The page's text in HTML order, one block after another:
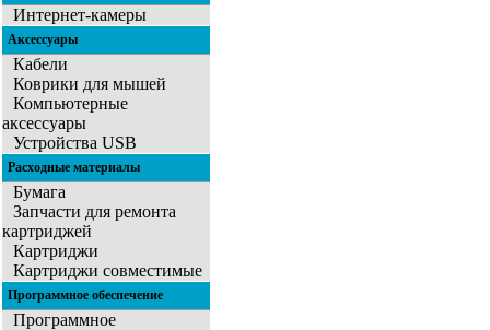
Интернет-камеры
Аксессуары
Кабели
Коврики для мышей
Компьютерные
аксессуары
Устройства USB
Расходные материалы
Бумага
Запчасти для ремонта
картриджей
Картриджи
Картриджи совместимые
Программное обеспечение
Программное